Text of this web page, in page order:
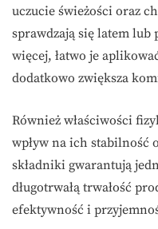
uczucie świeżości oraz
sprawdzają się latem
więcej, łatwo je
dodatkowo zwiększa
Również właściwości
wpływ na ich stabilność
składniki gwarantują
długotrwałą trwałość
efektywność i